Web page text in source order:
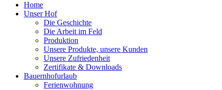
Home
Unser Hof
Die Geschichte
Die Arbeit im Feld
Produktion
Unsere Produkte, unsere Kunden
Unsere Zufriedenheit
Zertifikate & Downloads
Bauernhofurlaub
Ferienwohnung